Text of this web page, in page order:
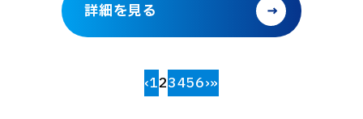
詳細を見る
‹123456›»